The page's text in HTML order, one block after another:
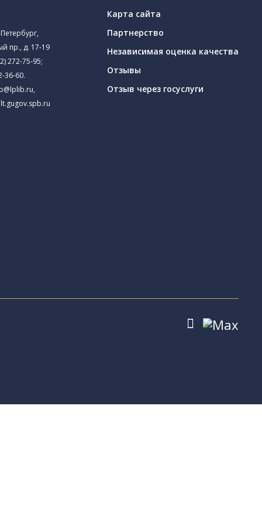
пр., д. 17-19
272-75-95;
36-60.
,
Карта сайта
Партнерство
Независимая оценка качества
Отзывы
Отзыв через госуслуги